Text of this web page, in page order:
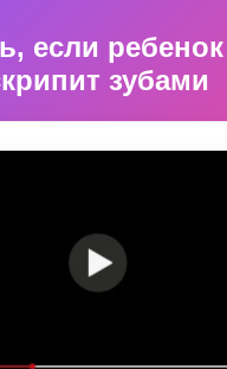
если
зубами